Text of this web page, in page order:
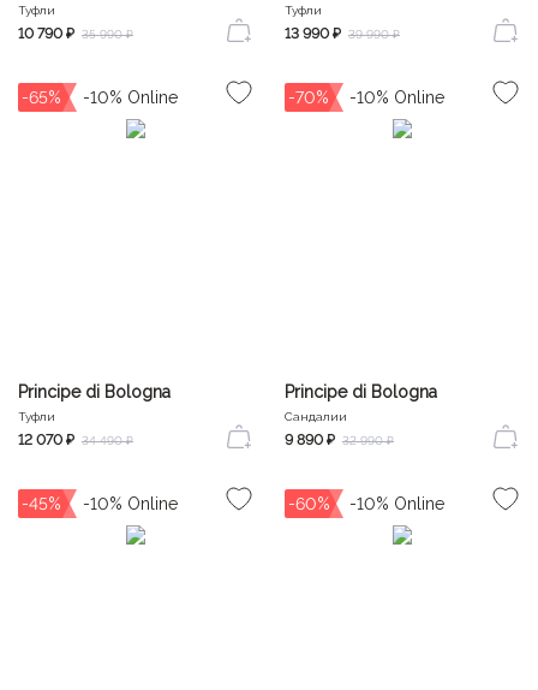
Туфли
10 790 ₽ 35 990 ₽
Туфли
13 990 ₽ 39 990 ₽
-65%
Principe di Bologna
Туфли
12 070 ₽ 34 490 ₽
-70%
Principe di Bologna
Сандалии
9 890 ₽ 32 990 ₽
-45% -60%